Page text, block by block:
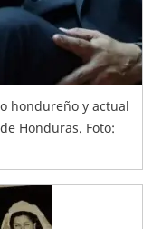
hondureño y actual
Honduras. Foto: